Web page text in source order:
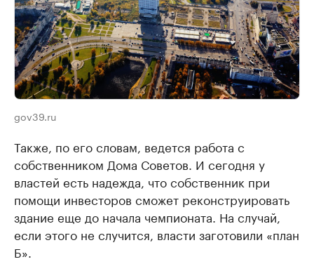
gov39.ru
Также, по его словам, ведется работа с
собственником Дома Советов. И сегодня у
властей есть надежда, что собственник при
помощи инвесторов сможет реконструировать
здание еще до начала чемпионата. На случай,
если этого не случится, власти заготовили «план
Б».